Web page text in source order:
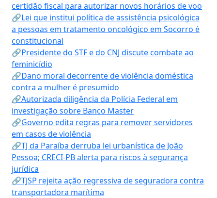
certidão fiscal para autorizar novos horários de voo
🔗Lei que institui política de assistência psicológica
a pessoas em tratamento oncológico em Socorro é
constitucional
🔗Presidente do STF e do CNJ discute combate ao
feminicídio
🔗Dano moral decorrente de violência doméstica
contra a mulher é presumido
🔗Autorizada diligência da Polícia Federal em
investigação sobre Banco Master
🔗Governo edita regras para remover servidores
em casos de violência
🔗TJ da Paraíba derruba lei urbanística de João
Pessoa; CRECI-PB alerta para riscos à segurança
jurídica
🔗TJSP rejeita ação regressiva de seguradora contra
transportadora marítima